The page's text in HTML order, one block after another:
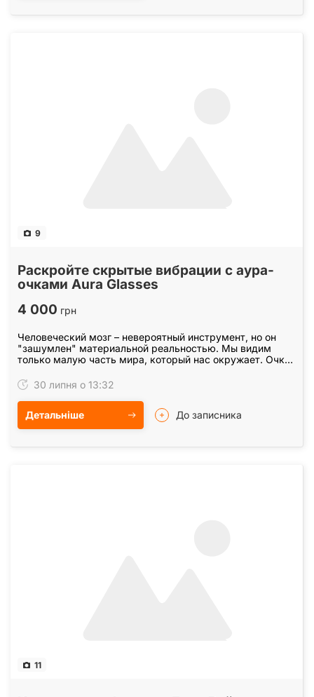
9
Раскройте скрытые вибрации с аура-
очками Aura Glasses
4 000 грн
Человеческий мозг – невероятный инструмент, но он
"зашумлен" материальной реальностью. Мы видим
только малую часть мира, который нас окружает. Очки
30 липня о 13:32
Детальніше До записника
11